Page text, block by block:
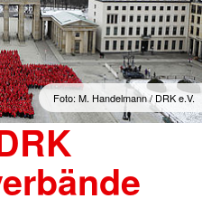
Foto: M. Handelmann / DRK e.V.